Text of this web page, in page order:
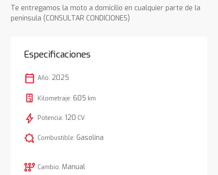
Te entregamos la moto a domicilio en cualquier parte de la
península (CONSULTAR CONDICIONES)
Especificaciones
calendar_today Año: 2025
Kilometraje: 605 km
bolt Potencia: 120 CV
comic_bubble Combustible: Gasolina
auto_transmission Cambio: Manual